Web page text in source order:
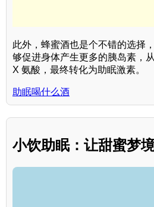
此外，蜂蜜酒也是个不错的选择
够促进身体产生更多的胰岛素，
X 氨酸，最终转化为助眠激素。
助眠喝什么酒
小饮助眠：让甜蜜梦